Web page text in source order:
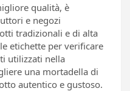
qualità, è
e negozi
tradizionali e di alta
etichette per verificare
utilizzati nella
una mortadella di
autentico e gustoso.